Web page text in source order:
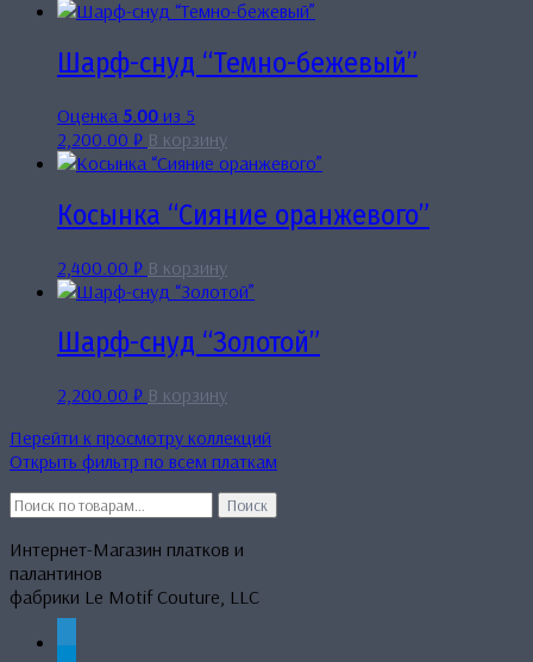
Шарф-снуд “Темно-бежевый”
Оценка 5.00 из 5
2,200.00 ₽ В корзину
Косынка “Сияние оранжевого”
2,400.00 ₽ В корзину
Шарф-снуд “Золотой”
2,200.00 ₽ В корзину
Перейти к просмотру коллекций
Открыть фильтр по всем платкам
Искать:
Поиск
Интернет-Магазин платков и
палантинов
фабрики Le Motif Couture, LLC